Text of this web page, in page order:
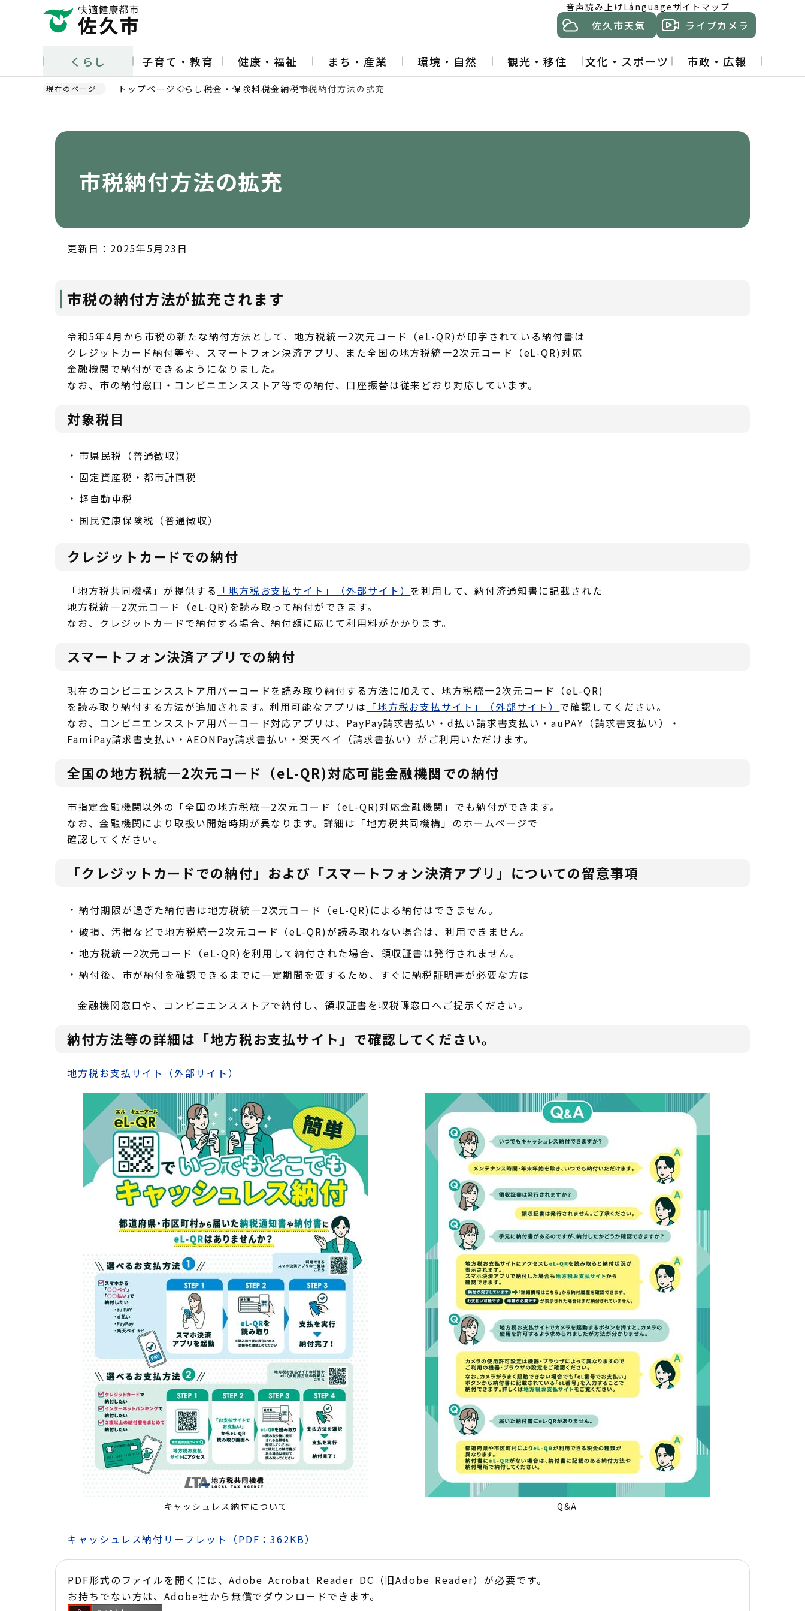
ー
の
音声読み上げLanguage サイトマップ
佐久市天気 ライブカメラ
くらし 子育て・教育 健康・福祉 まち・産業 環境・自然 観光・移住 文化・スポーツ 市政・広報
現在のページ トップページ くらし税金・保険料税金納税市税納付方法の拡充
市税納付方法の拡充
更新日：2025年5月23日
市税の納付方法が拡充されます
令和5年4月から市税の新たな納付方法として、地方税統一2次元コード（eL-QR)が印字されている納付書は
クレジットカード納付等や、スマートフォン決済アプリ、また全国の地方税統一2次元コード（eL-QR)対応
金融機関で納付ができるようになりました。
なお、市の納付窓口・コンビニエンスストア等での納付、口座振替は従来どおり対応しています。
対象税目
市県民税（普通徴収）
固定資産税・都市計画税
軽自動車税
国民健康保険税（普通徴収）
クレジットカードでの納付
「地方税共同機構」が提供する 「地方税お支払サイト」（外部サイト） を利用して、納付済通知書に記載された
地方税統一2次元コード（eL-QR)を読み取って納付ができます。
なお、クレジットカードで納付する場合、納付額に応じて利用料がかかります。
スマートフォン決済アプリでの納付
現在のコンビニエンスストア用バーコードを読み取り納付する方法に加えて、地方税統一2次元コード（eL-QR)
を読み取り納付する方法が追加されます。利用可能なアプリは 「地方税お支払サイト」（外部サイト） で確認してください。
なお、コンビニエンスストア用バーコード対応アプリは、PayPay請求書払い・d払い請求書支払い・auPAY（請求書支払い）・
FamiPay請求書支払い・AEONPay請求書払い・楽天ペイ（請求書払い）がご利用いただけます。
全国の地方税統一2次元コード（eL-QR)対応可能金融機関での納付
市指定金融機関以外の「全国の地方税統一2次元コード（eL-QR)対応金融機関」でも納付ができます。
なお、金融機関により取扱い開始時期が異なります。詳細は「地方税共同機構」のホームページで
確認してください。
「クレジットカードでの納付」および「スマートフォン決済アプリ」についての留意事項
納付期限が過ぎた納付書は地方税統一2次元コード（eL-QR)による納付はできません。
破損、汚損などで地方税統一2次元コード（eL-QR)が読み取れない場合は、利用できません。
地方税統一2次元コード（eL-QR)を利用して納付された場合、領収証書は発行されません。
納付後、市が納付を確認できるまでに一定期間を要するため、すぐに納税証明書が必要な方は
金融機関窓口や、コンビニエンスストアで納付し、領収証書を収税課窓口へご提示ください。
納付方法等の詳細は「地方税お支払サイト」で確認してください。
地方税お支払サイト（外部サイト）
キャッシュレス納付について Q&A
キャッシュレス納付リーフレット（PDF：362KB）
PDF形式のファイルを開くには、Adobe Acrobat Reader DC（旧Adobe Reader）が必要です。
お持ちでない方は、Adobe社から無償でダウンロードできます。